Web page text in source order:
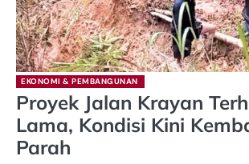
EKONOMI & PEMBANGUNAN
Proyek Jalan Krayan
Lama, Kondisi Kini
Parah